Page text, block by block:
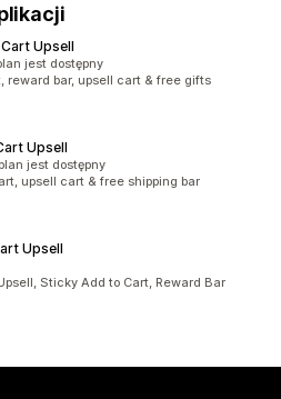
Upsell
jest dostępny
reward bar, upsell cart & free gifts
Upsell
jest dostępny
upsell cart & free shipping bar
Upsell
Sticky Add to Cart, Reward Bar